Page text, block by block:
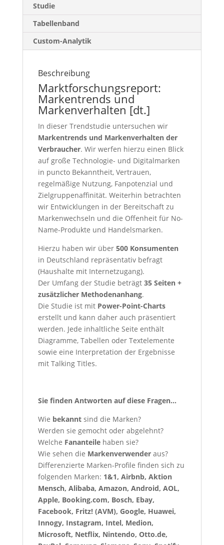
Studie
Tabellenband
Custom-Analytik
Beschreibung
Marktforschungsreport:
Markentrends und
Markenverhalten [dt.]
In dieser Trendstudie untersuchen wir
Markentrends und Markenverhalten der
Verbraucher. Wir werfen hierzu einen Blick
auf große Technologie- und Digitalmarken
in puncto Bekanntheit, Vertrauen,
regelmäßige Nutzung, Fanpotenzial und
Zielgruppenaffinität. Weiterhin betrachten
wir Entwicklungen in der Bereitschaft zu
Markenwechseln und die Offenheit für No-
Name-Produkte und Handelsmarken.
Hierzu haben wir über 500 Konsumenten
in Deutschland repräsentativ befragt
(Haushalte mit Internetzugang).
Der Umfang der Studie beträgt 35 Seiten +
zusätzlicher Methodenanhang.
Die Studie ist mit Power-Point-Charts
erstellt und kann daher auch präsentiert
werden. Jede inhaltliche Seite enthält
Diagramme, Tabellen oder Textelemente
sowie eine Interpretation der Ergebnisse
mit Talking Titles.
Sie finden Antworten auf diese Fragen…
Wie bekanntsind die Marken?
Werden sie gemocht oder abgelehnt?
Welche Fananteilehaben sie?
Wie sehen die Markenverwenderaus?
Differenzierte Marken-Profile finden sich zu
folgenden Marken: 1&1, Airbnb, Aktion
Mensch, Alibaba, Amazon, Android, AOL,
Apple, Booking.com, Bosch, Ebay,
Facebook, Fritz! (AVM), Google, Huawei,
Innogy, Instagram, Intel, Medion,
Microsoft, Netflix, Nintendo, Otto.de,